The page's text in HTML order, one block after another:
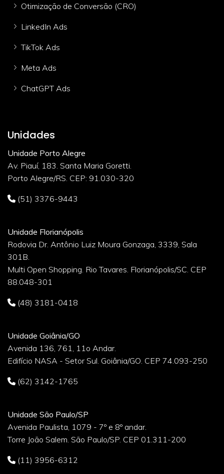
Otimização de Conversão (CRO)
LinkedIn Ads
TikTok Ads
Meta Ads
ChatGPT Ads
Unidades
Unidade Porto Alegre
Av. Piauí, 183. Santa Maria Goretti.
Porto Alegre/RS. CEP: 91.030-320
(51) 3376-9443
Unidade Florianópolis
Rodovia Dr. Antônio Luiz Moura Gonzaga, 3339, Sala
301B.
Multi Open Shopping. Rio Tavares. Florianópolis/SC. CEP
88.048-301
(48) 3181-0418
Unidade Goiânia/GO
Avenida 136, 761, 11o Andar.
Edifício NASA - Setor Sul. Goiânia/GO. CEP 74.093-250
(62) 3142-1765
Unidade São Paulo/SP
Avenida Paulista, 1079 - 7º e 8º andar.
Torre João Salem. São Paulo/SP. CEP 01.311-200
(11) 3956-6312